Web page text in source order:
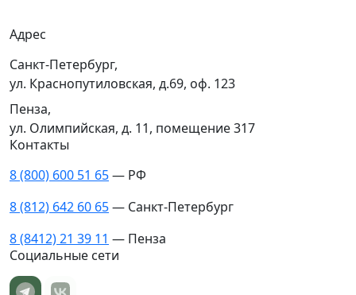
Адрес
Санкт-Петербург,
ул. Краснопутиловская, д.69, оф. 123
Пенза,
ул. Олимпийская, д. 11, помещение 317
Контакты
8 (800) 600 51 65— РФ
8 (812) 642 60 65— Санкт-Петербург
8 (8412) 21 39 11 — Пенза
Социальные сети